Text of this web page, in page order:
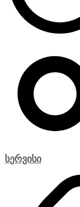
სერვისი